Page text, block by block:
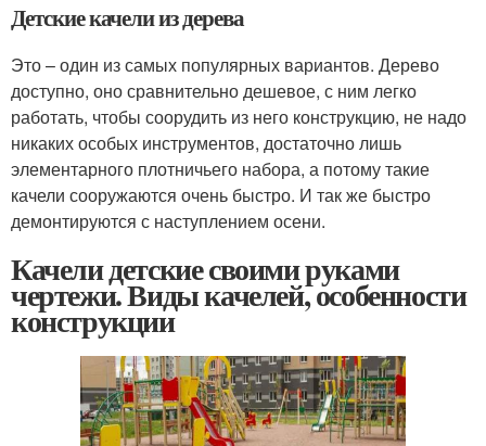
Детские качели из дерева
Это – один из самых популярных вариантов. Дерево
доступно, оно сравнительно дешевое, с ним легко
работать, чтобы соорудить из него конструкцию, не надо
никаких особых инструментов, достаточно лишь
элементарного плотничьего набора, а потому такие
качели сооружаются очень быстро. И так же быстро
демонтируются с наступлением осени.
Качели детские своими руками
чертежи. Виды качелей, особенности
конструкции